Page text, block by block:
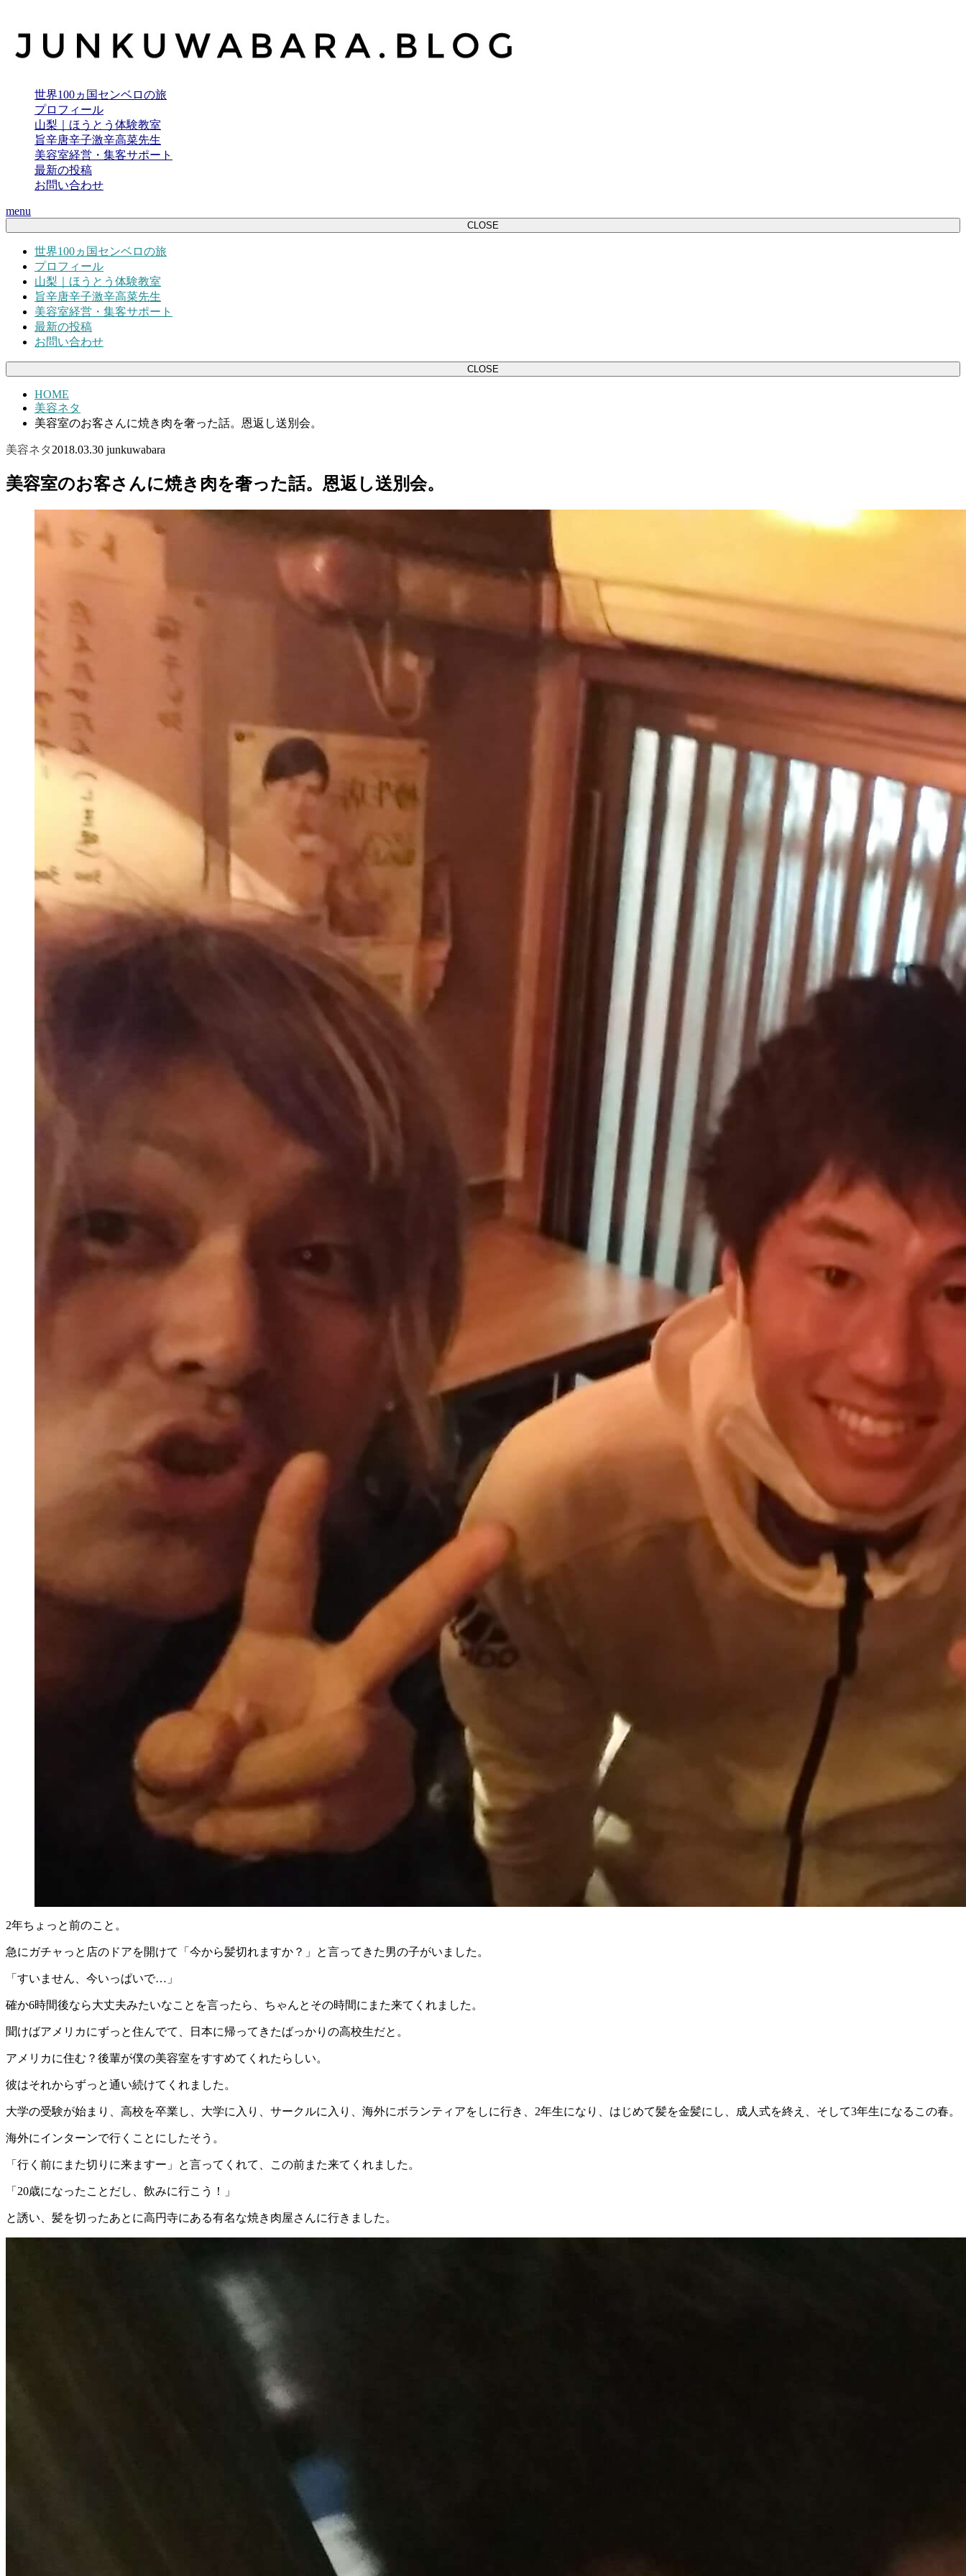
世界100ヵ国センベロの旅
プロフィール
山梨｜ほうとう体験教室
旨辛唐辛子激辛高菜先生
美容室経営・集客サポート
最新の投稿
お問い合わせ
menu
CLOSE
世界100ヵ国センベロの旅
プロフィール
山梨｜ほうとう体験教室
旨辛唐辛子激辛高菜先生
美容室経営・集客サポート
最新の投稿
お問い合わせ
CLOSE
HOME
美容ネタ
美容室のお客さんに焼き肉を奢った話。恩返し送別会。
美容ネタ 2018.03.30 junkuwabara
美容室のお客さんに焼き肉を奢った話。恩返し送別会。
2年ちょっと前のこと。
急にガチャっと店のドアを開けて「今から髪切れますか？」と言ってきた男の子がいました。
「すいません、今いっぱいで…」
確か6時間後なら大丈夫みたいなことを言ったら、ちゃんとその時間にまた来てくれました。
聞けばアメリカにずっと住んでて、日本に帰ってきたばっかりの高校生だと。
アメリカに住む？後輩が僕の美容室をすすめてくれたらしい。
彼はそれからずっと通い続けてくれました。
大学の受験が始まり、高校を卒業し、大学に入り、サークルに入り、海外にボランティアをしに行き、2年生になり、はじめて髪を金髪にし、成人式を終え、そして3年生になるこの春。
海外にインターンで行くことにしたそう。
「行く前にまた切りに来ますー」と言ってくれて、この前また来てくれました。
「20歳になったことだし、飲みに行こう！」
と誘い、髪を切ったあとに高円寺にある有名な焼き肉屋さんに行きました。